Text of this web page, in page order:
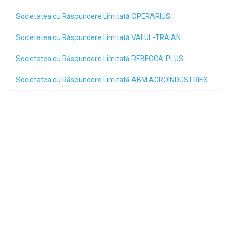
Societatea cu Răspundere Limitată OPERARIUS
Societatea cu Răspundere Limitată VALUL-TRAIAN
Societatea cu Răspundere Limitată REBECCA-PLUS
Societatea cu Răspundere Limitată ABM AGROINDUSTRIES